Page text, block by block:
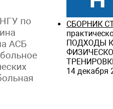
по
АСБ
СБОРНИК
ПОДХОДЫ
14 декабря